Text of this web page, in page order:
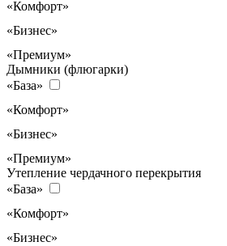
«Комфорт»
«Бизнес»
«Премиум»
Дымники (флюгарки)
«База»
«Комфорт»
«Бизнес»
«Премиум»
Утепление чердачного перекрытия
«База»
«Комфорт»
«Бизнес»